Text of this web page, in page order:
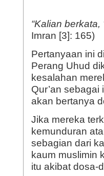
“Kalian
Imran [3]: 165)
Pertanyaan ini
Perang Uhud
kesalahan
Qur’an
akan bertanya
Jika mereka
kemunduran
sebagian dari
kaum muslimin
itu akibat dosa-